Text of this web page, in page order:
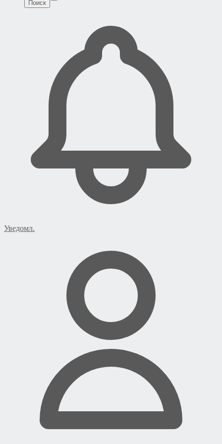
Поиск
Уведомл.